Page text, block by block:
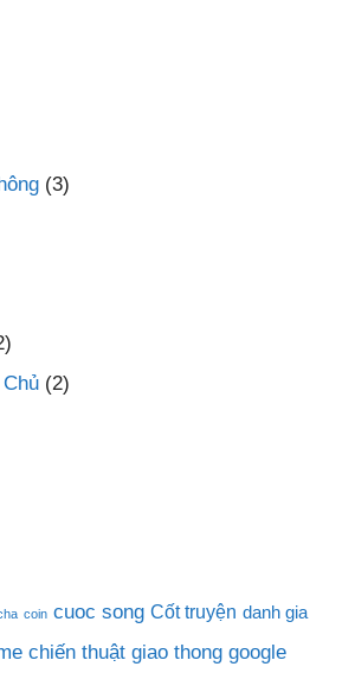
(3)
(2)
coin cuoc song Cốt truyện danh gia
chiến thuật giao thong google